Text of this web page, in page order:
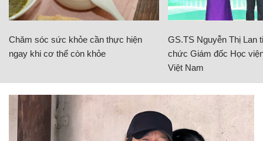
Chăm sóc sức khỏe cần thực hiện
ngay khi cơ thể còn khỏe
GS.TS Nguyễn Thị Lan
chức Giám đốc Học
Việt Nam